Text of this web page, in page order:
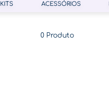
KITS ACESSÓRIOS
0 Produto